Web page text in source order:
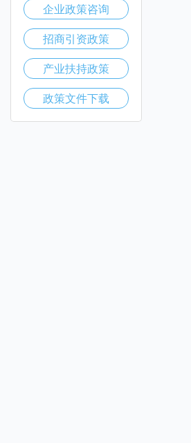
企业政策咨询
招商引资政策
产业扶持政策
政策文件下载